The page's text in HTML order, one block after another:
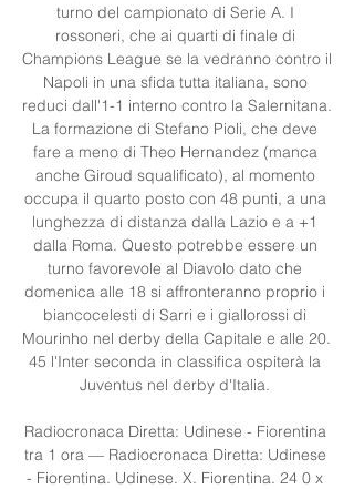
turno del campionato di Serie A. I
rossoneri, che ai quarti di finale di
Champions League se la vedranno contro il
Napoli in una sfida tutta italiana, sono
reduci dall'1-1 interno contro la Salernitana.
La formazione di Stefano Pioli, che deve
fare a meno di Theo Hernandez (manca
anche Giroud squalificato), al momento
occupa il quarto posto con 48 punti, a una
lunghezza di distanza dalla Lazio e a +1
dalla Roma. Questo potrebbe essere un
turno favorevole al Diavolo dato che
domenica alle 18 si affronteranno proprio i
biancocelesti di Sarri e i giallorossi di
Mourinho nel derby della Capitale e alle 20.
45 l'Inter seconda in classifica ospiterà la
Juventus nel derby d'Italia.
Radiocronaca Diretta: Udinese - Fiorentina
tra 1 ora — Radiocronaca Diretta: Udinese
- Fiorentina. Udinese. X. Fiorentina. 24 0 x